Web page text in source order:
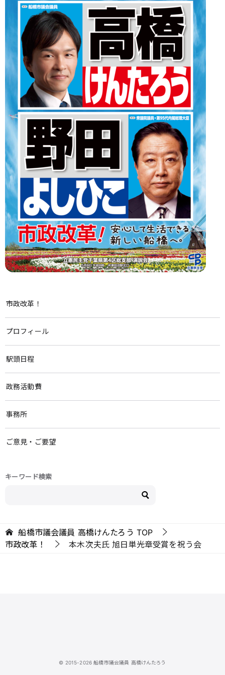
市政改革！
プロフィール
駅頭日程
政務活動費
事務所
ご意見・ご要望
キーワード検索
船橋市議会議員 高橋けんたろう TOP
市政改革！
本木次夫氏 旭日単光章受賞を祝う会
© 2015-2026 船橋市議会議員 高橋けんたろう